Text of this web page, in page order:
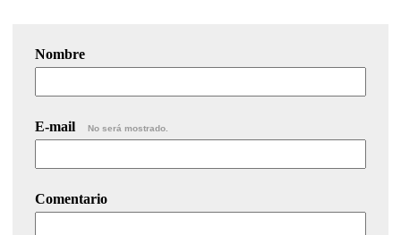
Nombre
E-mail No será mostrado.
Comentario